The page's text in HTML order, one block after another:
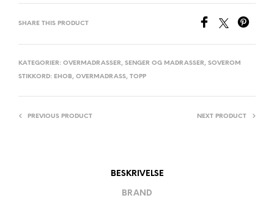
SHARE THIS PRODUCT
KATEGORIER: OVERMADRASSER, SENGER OG MADRASSER, SOVEROM
STIKKORD: EHOB, OVERMADRASS, TOPP
PREVIOUS PRODUCT NEXT PRODUCT
BESKRIVELSE
BRAND